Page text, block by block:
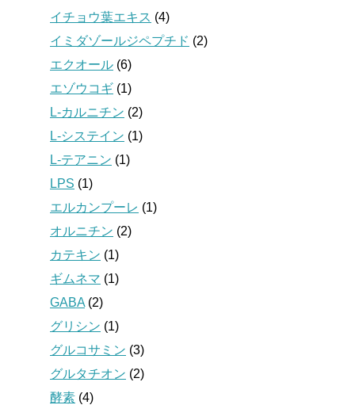
イチョウ葉エキス (4)
イミダゾールジペプチド (2)
エクオール (6)
エゾウコギ (1)
L-カルニチン (2)
L-システイン (1)
L-テアニン (1)
LPS (1)
エルカンプーレ (1)
オルニチン (2)
カテキン (1)
ギムネマ (1)
GABA (2)
グリシン (1)
グルコサミン (3)
グルタチオン (2)
酵素 (4)